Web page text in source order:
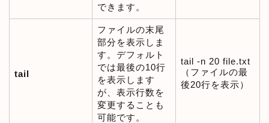
できます。
tail
ファイルの末尾
部分を表示しま
す。デフォルト
では最後の10行
を表示します
が、表示行数を
変更することも
可能です。
tail -n 20 file.txt
（ファイルの最
後20行を表示）